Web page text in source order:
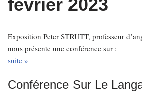
février 2023
Exposition Peter STRUTT, professeur
nous présente une
suite »
Conférence Sur Le